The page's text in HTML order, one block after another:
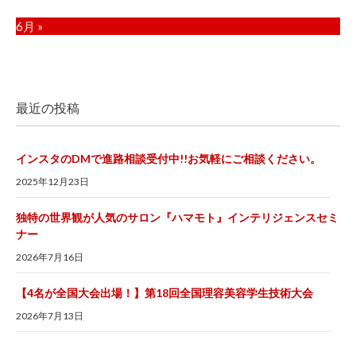
6月 »
最近の投稿
インスタのDMで進路相談受付中!!お気軽にご相談ください。
2025年12月23日
独特の世界観が人気のサロン『ハマモト』インテリジェンスセミ
ナー
2026年7月16日
【4名が全国大会出場！】第18回全国理容美容学生技術大会
2026年7月13日